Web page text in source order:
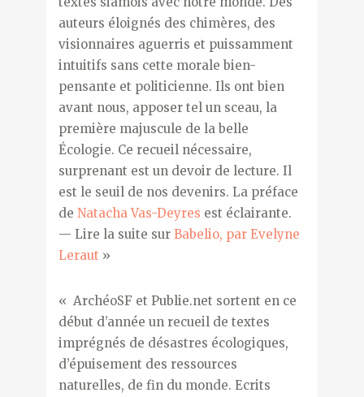
auteurs éloignés des chimères, des
visionnaires aguerris et puissamment
intuitifs sans cette morale bien-
pensante et politicienne. Ils ont bien
avant nous, apposer tel un sceau, la
première majuscule de la belle
Écologie. Ce recueil nécessaire,
surprenant est un devoir de lecture. Il
est le seuil de nos devenirs. La préface
de Natacha Vas-Deyres est éclairante.
— Lire la suite sur Babelio, par Evelyne
Leraut »
« ArchéoSF et Publie.net sortent en ce
début d’année un recueil de textes
imprégnés de désastres écologiques,
d’épuisement des ressources
naturelles, de fin du monde. Ecrits